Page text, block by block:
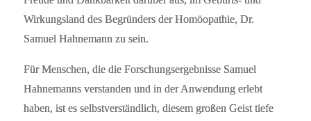
Wirkungsland des Begründers der Homöopathie, Dr.
Samuel Hahnemann zu sein.
Für Menschen, die die Forschungsergebnisse Samuel
Hahnemanns verstanden und in der Anwendung erlebt
haben, ist es selbstverständlich, diesem großen Geist tiefe